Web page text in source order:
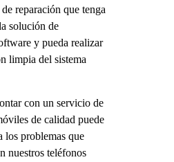
reparación que tenga
solución de
y pueda realizar
limpia del sistema
con un servicio de
de calidad puede
los problemas que
nuestros teléfonos